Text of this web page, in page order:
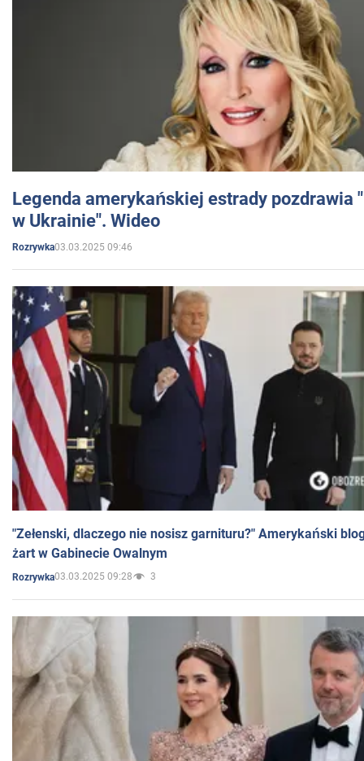
Legenda amerykańskiej estrady pozdrawia
w Ukrainie". Wideo
Rozrywka03.03.2025 09:46
"Zełenski, dlaczego nie nosisz garnituru?" Amerykański
żart w Gabinecie Owalnym
Rozrywka03.03.2025 09:28 3